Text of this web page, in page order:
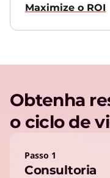
Maximize o ROI
Obtenha
o ciclo de
Passo 1
Consultoria